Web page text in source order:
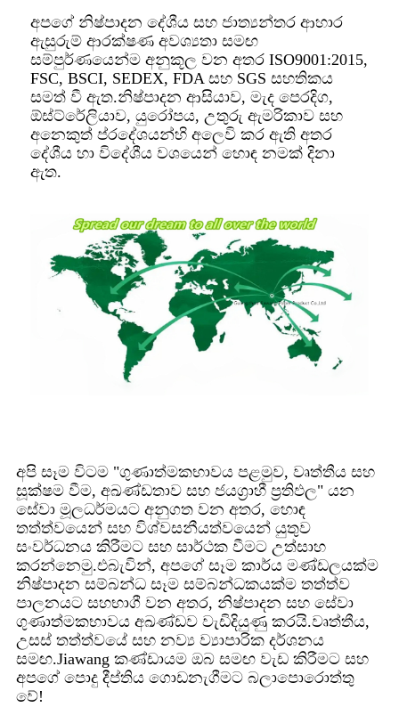
අපගේ නිෂ්පාදන දේශීය සහ ජාත්‍යන්තර ආහාර
ඇසුරුම් ආරක්ෂණ අවශ්‍යතා සමඟ
සම්පුර්ණයෙන්ම අනුකූල වන අතර ISO9001:2015,
FSC, BSCI, SEDEX, FDA සහ SGS සහතිකය
සමත් වී ඇත.නිෂ්පාදන ආසියාව, මැද පෙරදිග,
ඕස්ට්රේලියාව, යුරෝපය, උතුරු ඇමරිකාව සහ
අනෙකුත් ප්රදේශයන්හි අලෙවි කර ඇති අතර
දේශීය හා විදේශීය වශයෙන් හොඳ නමක් දිනා
ඇත.
අපි සෑම විටම "ගුණාත්මකභාවය පළමුව, වෘත්තීය සහ
සූක්ෂම වීම, අඛණ්ඩතාව සහ ජයග්‍රාහී ප්‍රතිඵල" යන
සේවා මූලධර්මයට අනුගත වන අතර, හොඳ
තත්ත්වයෙන් සහ විශ්වසනීයත්වයෙන් යුතුව
සංවර්ධනය කිරීමට සහ සාර්ථක වීමට උත්සාහ
කරන්නෙමු.එබැවින්, අපගේ සෑම කාර්ය මණ්ඩලයක්ම
නිෂ්පාදන සම්බන්ධ සෑම සම්බන්ධකයක්ම තත්ත්ව
පාලනයට සහභාගී වන අතර, නිෂ්පාදන සහ සේවා
ගුණාත්මකභාවය අඛණ්ඩව වැඩිදියුණු කරයි.වෘත්තීය,
උසස් තත්ත්වයේ සහ නව්‍ය ව්‍යාපාරික දර්ශනය
සමඟ.Jiawang කණ්ඩායම ඔබ සමඟ වැඩ කිරීමට සහ
අපගේ පොදු දීප්තිය ගොඩනැගීමට බලාපොරොත්තු
වේ!